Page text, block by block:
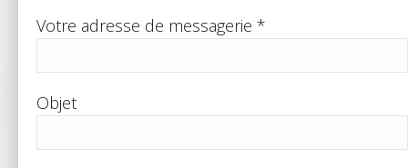
Votre adresse de messagerie *
Objet